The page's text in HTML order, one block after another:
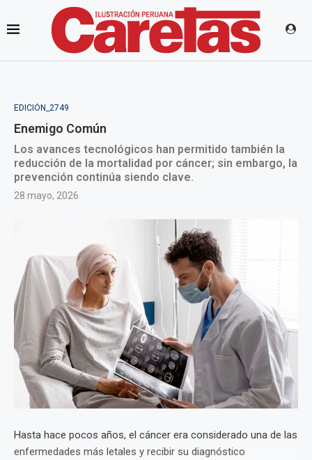
EDICIÓN_2749
Enemigo Común
Los avances tecnológicos han permitido también la
reducción de la mortalidad por cáncer; sin embargo, la
prevención continúa siendo clave.
28 mayo, 2026
Hasta hace pocos años, el cáncer era considerado una de las
enfermedades más letales y recibir su diagnóstico